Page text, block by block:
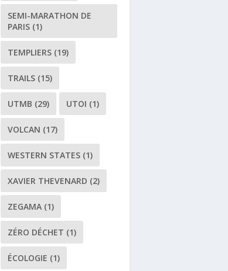
SEMI-MARATHON DE
PARIS(1)
TEMPLIERS(19)
TRAILS(15)
UTMB (29) UTOI (1)
VOLCAN (17)
WESTERN STATES(1)
XAVIER THEVENARD (2)
ZEGAMA(1)
ZÉRO DÉCHET (1)
ÉCOLOGIE (1)